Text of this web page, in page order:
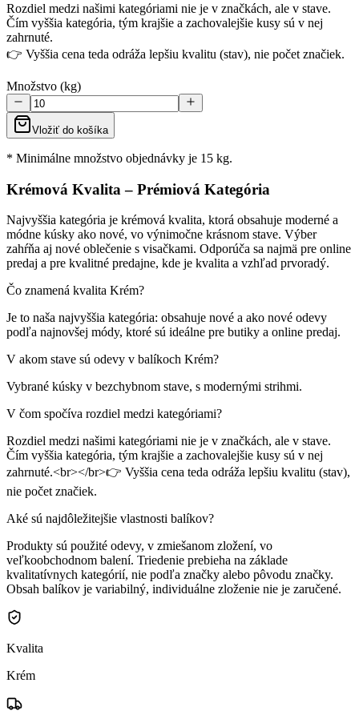
Rozdiel medzi našimi kategóriami nie je v značkách, ale v stave.
Čím vyššia kategória, tým krajšie a zachovalejšie kusy sú v nej
zahrnuté.
👉 Vyššia cena teda odráža lepšiu kvalitu (stav), nie počet značiek.
Množstvo (kg)
Vložiť do košíka
* Minimálne množstvo objednávky je 15 kg.
Krémová Kvalita – Prémiová Kategória
Najvyššia kategória je krémová kvalita, ktorá obsahuje moderné a
módne kúsky ako nové, vo výnimočne krásnom stave. Výber
zahŕňa aj nové oblečenie s visačkami. Odporúča sa najmä pre online
predaj a pre kvalitné predajne, kde je kvalita a vzhľad prvoradý.
Čo znamená kvalita Krém?
Je to naša najvyššia kategória: obsahuje nové a ako nové odevy
podľa najnovšej módy, ktoré sú ideálne pre butiky a online predaj.
V akom stave sú odevy v balíkoch Krém?
Vybrané kúsky v bezchybnom stave, s modernými strihmi.
V čom spočíva rozdiel medzi kategóriami?
Rozdiel medzi našimi kategóriami nie je v značkách, ale v stave.
Čím vyššia kategória, tým krajšie a zachovalejšie kusy sú v nej
zahrnuté.<br></br>👉 Vyššia cena teda odráža lepšiu kvalitu (stav),
nie počet značiek.
Aké sú najdôležitejšie vlastnosti balíkov?
Produkty sú použité odevy, v zmiešanom zložení, vo
veľkoobchodnom balení. Triedenie prebieha na základe
kvalitatívnych kategórií, nie podľa značky alebo pôvodu značky.
Obsah balíkov je variabilný, individuálne zloženie nie je zaručené.
Kvalita
Krém